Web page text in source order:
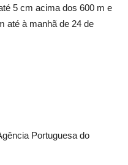
5 cm acima dos 600 m e
até à manhã de 24 de
Portuguesa do